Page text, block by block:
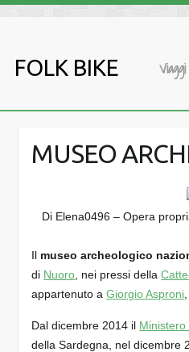
FOLK BIKE
MUSEO
Di Elena0496 – Opera
Il museo archeologico
di Nuoro , nei pressi della
appartenuto aGiorgio Asproni
Dal dicembre 2014 il
della Sardegna, nel dicembre